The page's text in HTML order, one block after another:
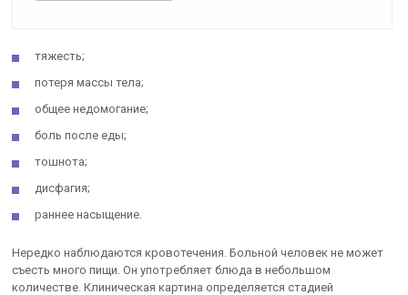
тяжесть;
потеря массы тела;
общее недомогание;
боль после еды;
тошнота;
дисфагия;
раннее насыщение.
Нередко наблюдаются кровотечения. Больной человек не может
съесть много пищи. Он употребляет блюда в небольшом
количестве. Клиническая картина определяется стадией